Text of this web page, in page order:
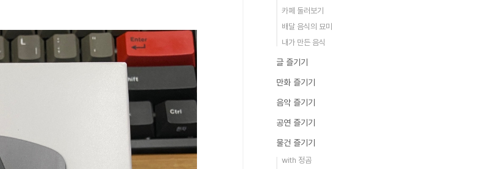
카페 둘러보기
배달 음식의 묘미
내가 만든 음식
글 즐기기
만화 즐기기
음악 즐기기
공연 즐기기
물건 즐기기
with 정곰